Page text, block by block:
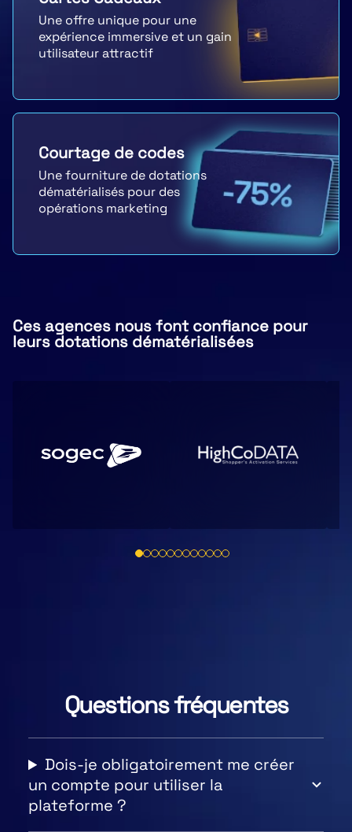
Une offre unique pour une
expérience immersive et un gain
utilisateur attractif
Courtage de codes
Une fourniture de dotations
dématérialisés pour des
opérations marketing
Ces agences nous font confiance pour
leurs dotations dématérialisées
Questions fréquentes
Dois-je obligatoirement me créer
un compte pour utiliser la
plateforme ?